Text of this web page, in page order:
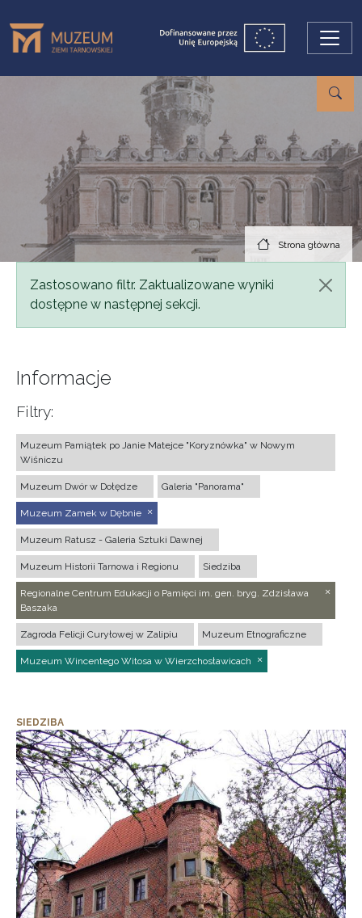
Strona główna
Komunikat
Zastosowano filtr. Zaktualizowane wyniki
dostępne w następnej sekcji.
Informacje
Filtry:
Muzeum Pamiątek po Janie Matejce "Koryznówka" w Nowym
Wiśniczu
Muzeum Dwór w Dołędze Galeria "Panorama"
Muzeum Zamek w Dębnie
Muzeum Ratusz - Galeria Sztuki Dawnej
Muzeum Historii Tarnowa i Regionu Siedziba
Regionalne Centrum Edukacji o Pamięci im. gen. bryg. Zdzisława
Baszaka
Zagroda Felicji Curyłowej w Zalipiu Muzeum Etnograficzne
Muzeum Wincentego Witosa w Wierzchosławicach
SIEDZIBA